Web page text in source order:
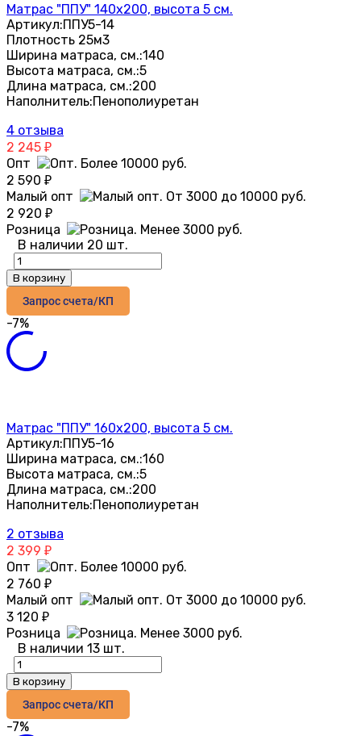
Матрас "ППУ" 140х200, высота 5 см.
Артикул:ППУ5-14
Плотность 25м3
Ширина матраса, см.:140
Высота матраса, см.:5
Длина матраса, см.:200
Наполнитель:Пенополиуретан
4 отзыва
2 245 ₽
Опт
2 590 ₽
Малый опт
2 920 ₽
Розница
В наличии 20 шт.
В корзину
Запрос счета/КП
-7%
Матрас "ППУ" 160х200, высота 5 см.
Артикул:ППУ5-16
Ширина матраса, см.:160
Высота матраса, см.:5
Длина матраса, см.:200
Наполнитель:Пенополиуретан
2 отзыва
2 399 ₽
Опт
2 760 ₽
Малый опт
3 120 ₽
Розница
В наличии 13 шт.
В корзину
Запрос счета/КП
-7%